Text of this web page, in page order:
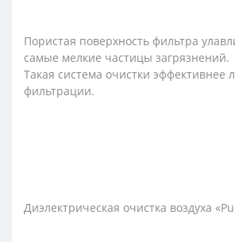
Пористая поверхность фильтра
самые мелкие частицы загрязнений.
Такая система очистки эффективнее
фильтрации.
Диэлектрическая очистка воздуха